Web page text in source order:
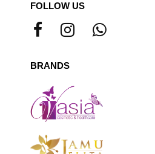
FOLLOW US
BRANDS